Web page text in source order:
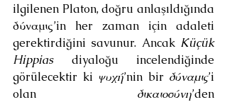
ilgilenen Platon, doğru anlaşıldığında
δύναμις’in her zaman için adaleti
gerektirdiğini savunur. Ancak Küçük
Hippias diyaloğu incelendiğinde
görülecektir ki ψυχή’nin bir δύναμις’i
olan δικαιοσύνη